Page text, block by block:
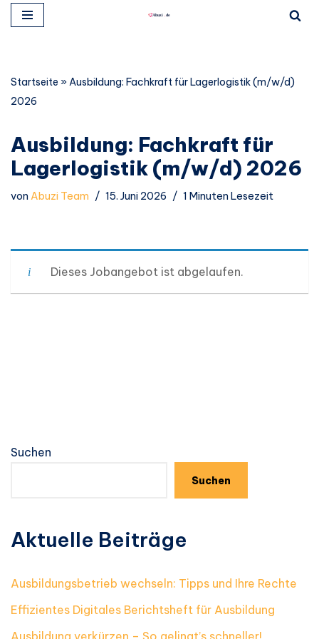
springen
Startseite »Ausbildung: Fachkraft für Lagerlogistik (m/w/d)
2026
Ausbildung: Fachkraft für
Lagerlogistik (m/w/d) 2026
vonAbuzi Team 15. Juni 2026 1 Minuten Lesezeit
Dieses Jobangebot ist abgelaufen.
Suchen
Suchen
Aktuelle Beiträge
Ausbildungsbetrieb wechseln: Tipps und Ihre Rechte
Effizientes Digitales Berichtsheft für Ausbildung
Ausbildung verkürzen – So gelingt’s schneller!